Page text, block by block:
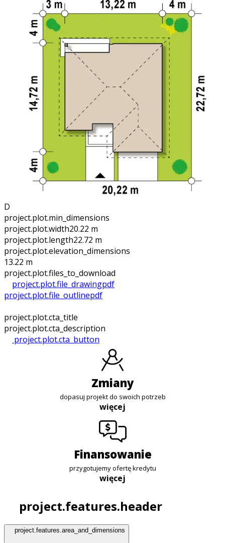
D
project.plot.min_dimensions
project.plot.width20.22 m
project.plot.length22.72 m
project.plot.elevation_dimensions
13.22 m
project.plot.files_to_download
project.plot.file_drawingpdf
project.plot.file_outlinepdf
project.plot.cta_title
project.plot.cta_description
project.plot.cta_button
zmiany
dopasuj projekt do swoich potrzeb
więcej
finansowanie
przygotujemy ofertę kredytu
więcej
project.features.header
project.features.area_and_dimensions